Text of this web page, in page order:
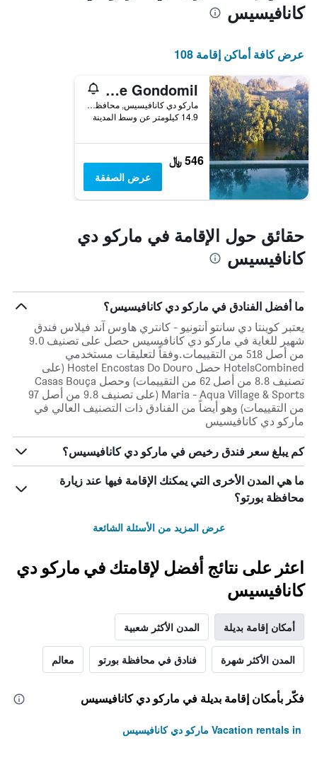
كانافيسيس
عرض كافة أماكن إقامة 108
Casa de Gondomil
ماركو دي كانافيسيس, محافظة بورتو, البرتغال
14.9 كيلومتر عن وسط المدينة
546 ﷼
عرض الصفقة
حقائق حول الإقامة في ماركو دي
كانافيسيس
ما أفضل الفنادق في ماركو دي كانافيسيس؟
يعتبر كوينتا دي سانتو أنتونيو - كانتري هاوس آند فيلاس فندق
شهير للغاية في ماركو دي كانافيسيس حصل على تصنيف 9.0
من أصل 518 من التقييمات.وفقاً لتعليقات مستخدمي
HotelsCombined حصل Hostel Encostas Do Douro (على
تصنيف 8.8 من أصل 62 من التقييمات) وحصل Casas Bouça
Maria - Aqua Village & Sports (على تصنيف 9.8 من أصل 97
من التقييمات) وهو أيضاً من الفنادق ذات التصنيف العالي في
ماركو دي كانافيسيس
كم يبلغ سعر فندق رخيص في ماركو دي كانافيسيس؟
ما هي المدن الأخرى التي يمكنك الإقامة فيها عند زيارة
محافظة بورتو؟
عرض المزيد من الأسئلة الشائعة
اعثر على نتائج أفضل لإقامتك في ماركو دي
كانافيسيس
أمكان إقامة بديلة المدن الأكثر شعبية
المدن الأكثر شهرة فنادق في محافظة بورتو معالم
فكّر بأمكان إقامة بديلة في ماركو دي كانافيسيس
Vacation rentals in ماركو دي كانافيسيس